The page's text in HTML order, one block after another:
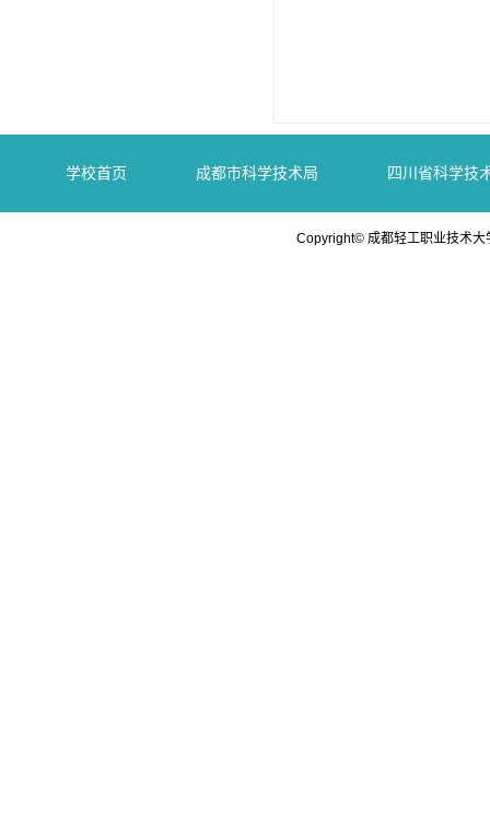
学校首页 成都市科学技术局 四川省科学技
Copyright© 成都轻工职业技术